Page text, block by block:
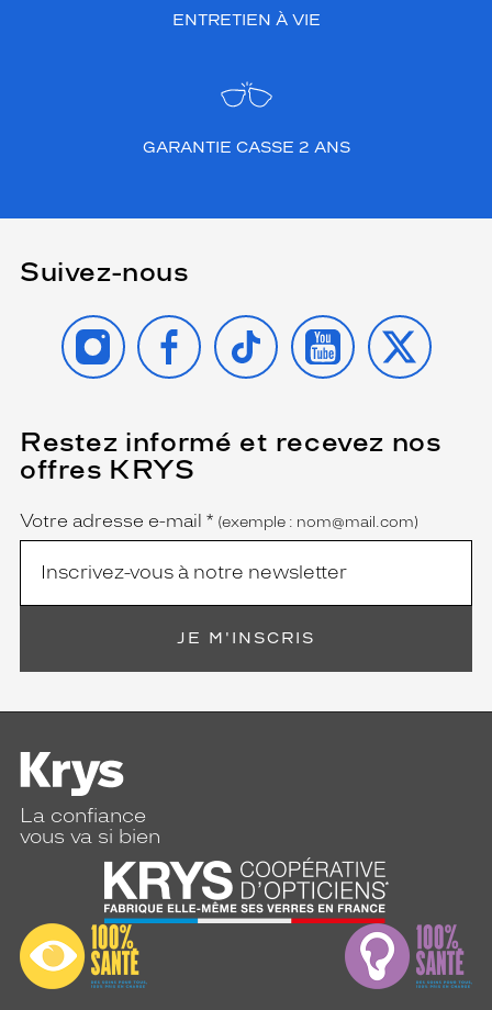
ENTRETIEN À VIE
GARANTIE CASSE 2 ANS
Suivez-nous
INSTAGRAMFACEBOOK
TIKTOK YOUTUBE
X
Restez informé et recevez nos
offres KRYS
Name
Votre adresse e-mail *
(Ce
champ
est
obligatoire)
(exemple : nom@mail.com)
JE M'INSCRIS
La confiance
vous va si bien